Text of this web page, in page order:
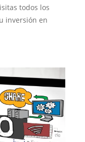
todos los
inversión en